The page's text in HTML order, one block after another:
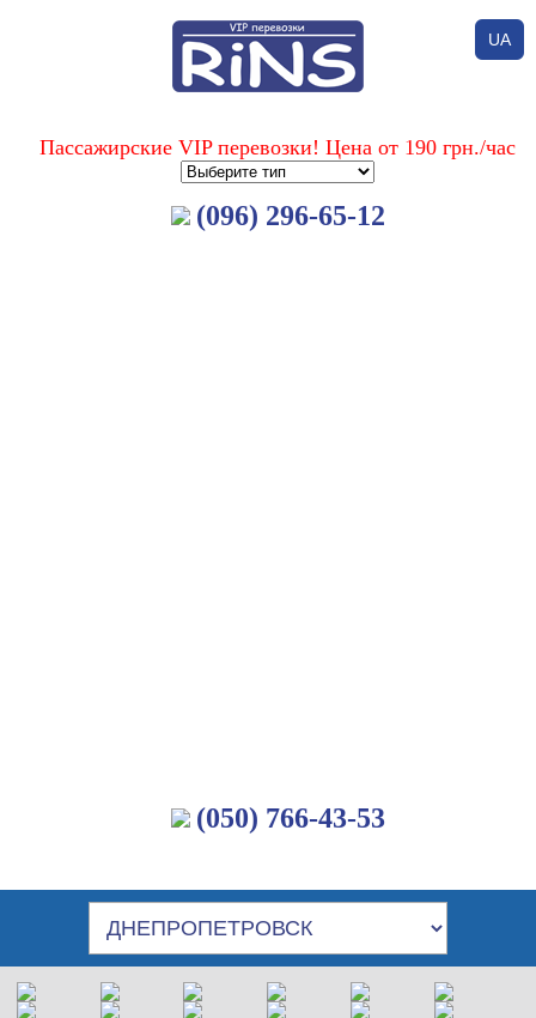
Пассажирские VIP перевозки! Цена от 190 грн./час
(096) 296-65-12
(050) 766-43-53
UA